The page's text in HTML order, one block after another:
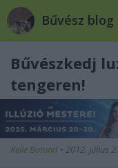
Bűvész blog
Bűvészkedj
tengeren!
Kelle Botond • 2012. július